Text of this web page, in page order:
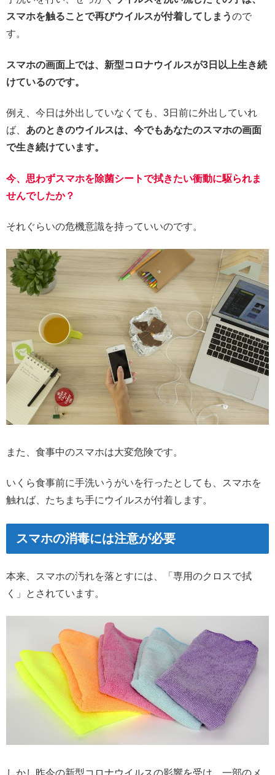
スマホを触ることで再びウイルスが付着してしまうので
す。
スマホの画面上では、新型コロナウイルスが3日以上生き続
けているのです。
例え、今日は外出していなくても、3日前に外出していれ
ば、 あのときのウイルスは、今でもあなたのスマホの画面
で生き続けています。
今、思わずスマホを除菌シートで拭きたい衝動に駆られま
せんでしたか？
それぐらいの危機意識を持っていいのです。
また、食事中のスマホは大変危険です。
いくら食事前に手洗いうがいを行ったとしても、スマホを
触れば、たちまち手にウイルスが付着します。
スマホの消毒には注意が必要
本来、スマホの汚れを落とすには、「専用のクロスで拭
く」とされています。
しかし昨今の新型コロナウイルスの影響を受け、一部のメ